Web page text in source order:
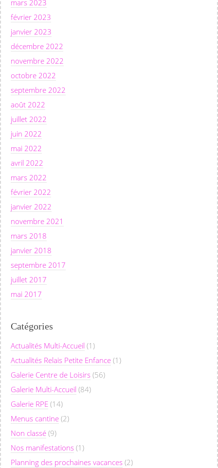
mars 2023
février 2023
janvier 2023
décembre 2022
novembre 2022
octobre 2022
septembre 2022
août 2022
juillet 2022
juin 2022
mai 2022
avril 2022
mars 2022
février 2022
janvier 2022
novembre 2021
mars 2018
janvier 2018
septembre 2017
juillet 2017
mai 2017
Catégories
Actualités Multi-Accueil (1)
Actualités Relais Petite Enfance (1)
Galerie Centre de Loisirs (56)
Galerie Multi-Accueil (84)
Galerie RPE (14)
Menus cantine (2)
Non classé (9)
Nos manifestations (1)
Planning des prochaines vacances (2)